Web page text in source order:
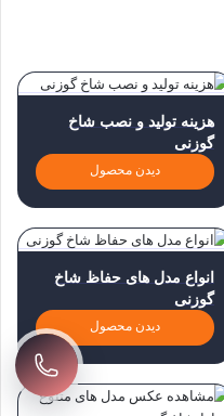
هزینه تولید و نصب شاخ
گوزنی
دیدن محصول
انواع مدل های حفاظ شاخ
گوزنی
دیدن محصول